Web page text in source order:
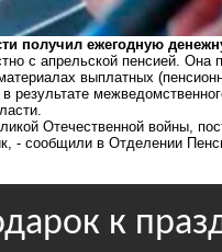
получил ежегодную
с апрельской пенсией. Она
выплатных
результате
Отечественной войны,
- сообщили в Отделении